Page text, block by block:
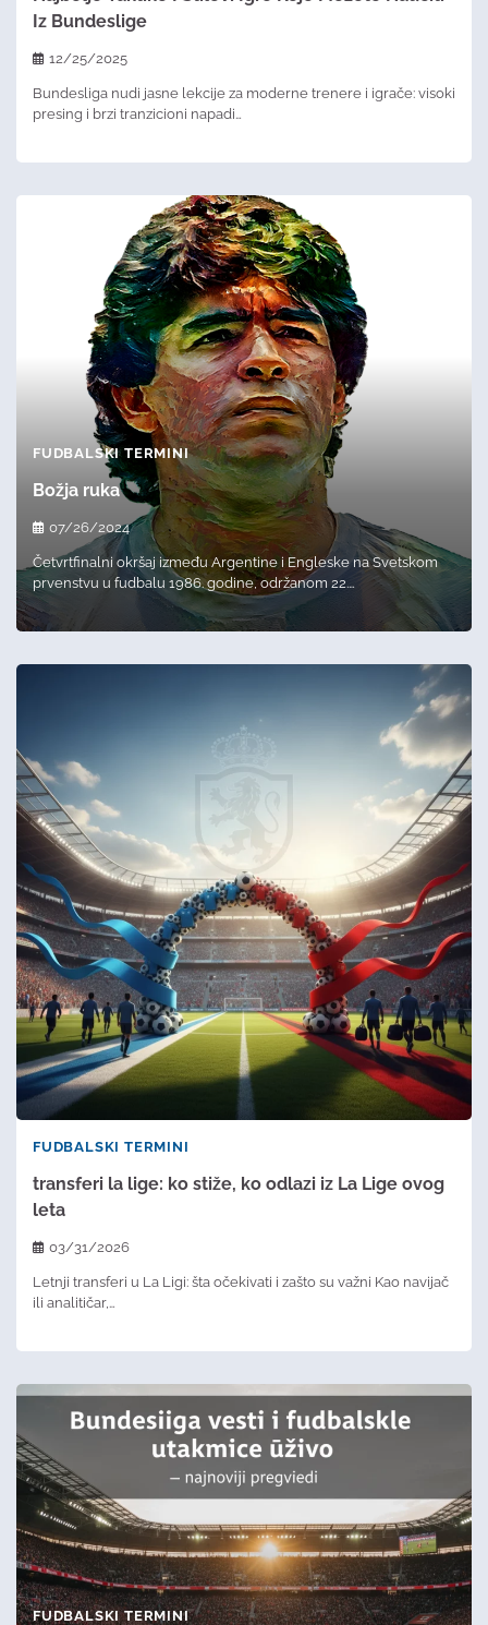
Iz Bundeslige
12/25/2025
Bundesliga nudi jasne lekcije za moderne trenere i igrače: visoki
presing i brzi tranzicioni napadi…
FUDBALSKI TERMINI
Božja ruka
07/26/2024
Četvrtfinalni okršaj između Argentine i Engleske na Svetskom
prvenstvu u fudbalu 1986. godine, održanom 22.…
FUDBALSKI TERMINI
transferi la lige: ko stiže, ko odlazi iz La Lige ovog
leta
03/31/2026
Letnji transferi u La Ligi: šta očekivati i zašto su važni Kao navijač
ili analitičar,…
FUDBALSKI TERMINI